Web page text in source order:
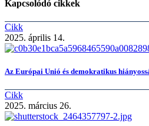
Kapcsolódó cikkek
Cikk
2025. április 14.
Az Európai Unió és demokratikus
Cikk
2025. március 26.